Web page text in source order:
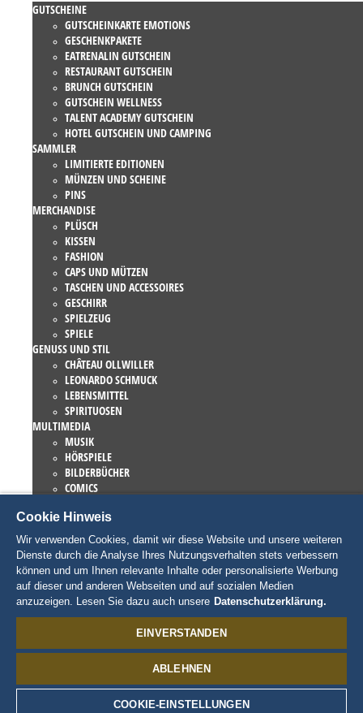
GUTSCHEINE
GUTSCHEINKARTE EMOTIONS
GESCHENKPAKETE
EATRENALIN GUTSCHEIN
RESTAURANT GUTSCHEIN
BRUNCH GUTSCHEIN
GUTSCHEIN WELLNESS
TALENT ACADEMY GUTSCHEIN
HOTEL GUTSCHEIN UND CAMPING
SAMMLER
LIMITIERTE EDITIONEN
MÜNZEN UND SCHEINE
PINS
MERCHANDISE
PLÜSCH
KISSEN
FASHION
CAPS UND MÜTZEN
TASCHEN UND ACCESSOIRES
GESCHIRR
SPIELZEUG
SPIELE
GENUSS UND STIL
CHÂTEAU OLLWILLER
LEONARDO SCHMUCK
LEBENSMITTEL
SPIRITUOSEN
MULTIMEDIA
MUSIK
HÖRSPIELE
BILDERBÜCHER
COMICS
EUROPA-PARK BÜCHER
GAMES UND FILME
KOLLEKTIONEN
EUROPA-PARK ATTRAKTIONEN
TRAUMATICA – FESTIVAL OF FEAR
LIEBHABERSTÜCKE
TALENT ACADEMY
CHARAKTERE
ED EUROMAUS
EDDA EUROMAUSI
Cookie Hinweis
Wir verwenden Cookies, damit wir diese Website und unsere weiteren
Dienste durch die Analyse Ihres Nutzungsverhalten stets verbessern
können und um Ihnen relevante Inhalte oder personalisierte Werbung
auf dieser und anderen Webseiten und auf sozialen Medien
anzuzeigen. Lesen Sie dazu auch unsere Datenschutzerklärung.
EINVERSTANDEN
ABLEHNEN
COOKIE-EINSTELLUNGEN